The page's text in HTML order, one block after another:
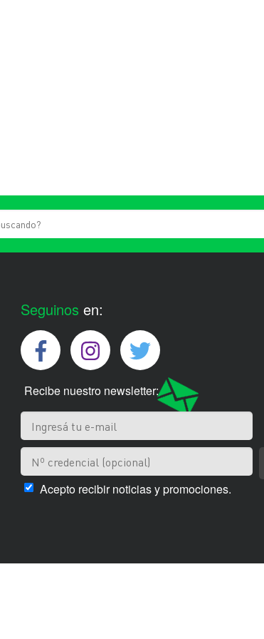
Seguinos en:
Recibe nuestro newsletter:
Acepto recibir noticias y promociones.